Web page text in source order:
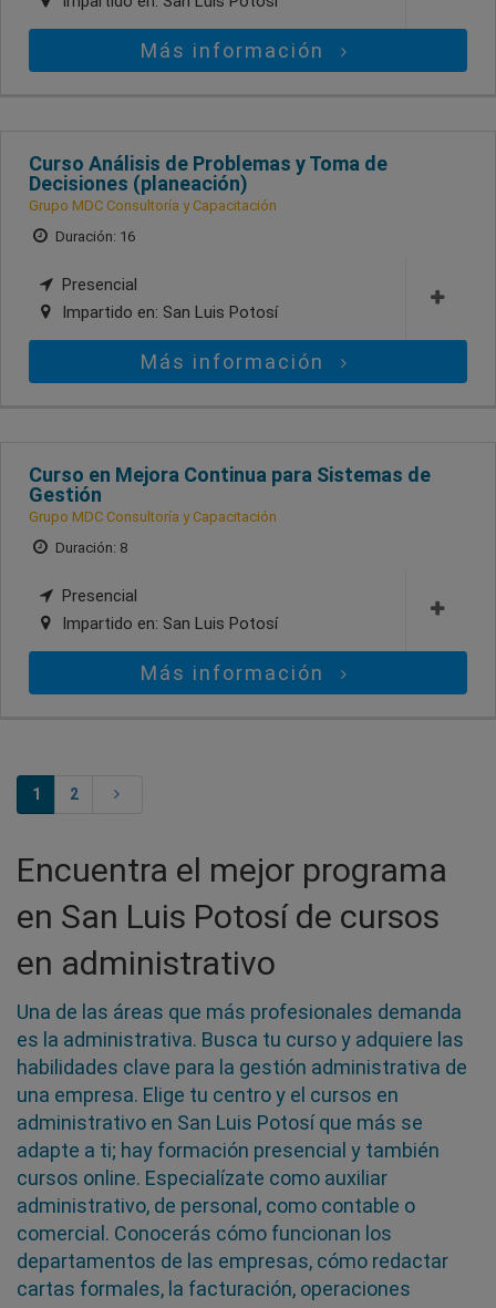
Más información
Curso Análisis de Problemas y Toma de
Decisiones (planeación)
Grupo MDC Consultoría y Capacitación
Duración: 16
Presencial
Impartido en: San Luis Potosí
Más información
Curso en Mejora Continua para Sistemas de
Gestión
Grupo MDC Consultoría y Capacitación
Duración: 8
Presencial
Impartido en: San Luis Potosí
Más información
1 2
Encuentra el mejor programa
en San Luis Potosí de cursos
en administrativo
Una de las áreas que más profesionales demanda
es la administrativa. Busca tu curso y adquiere las
habilidades clave para la gestión administrativa de
una empresa. Elige tu centro y el cursos en
administrativo en San Luis Potosí que más se
adapte a ti; hay formación presencial y también
cursos online. Especialízate como auxiliar
administrativo, de personal, como contable o
comercial. Conocerás cómo funcionan los
departamentos de las empresas, cómo redactar
cartas formales, la facturación, operaciones